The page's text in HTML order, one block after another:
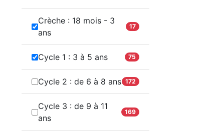
Crèche : 18 mois - 3
ans
17
Cycle 1 : 3 à 5 ans 75
Cycle 2 : de 6 à 8 ans 172
Cycle 3 : de 9 à 11
ans
169